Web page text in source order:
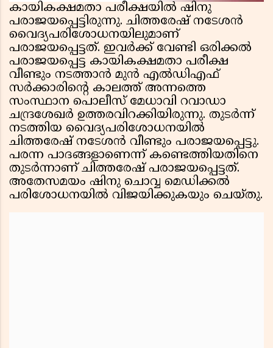
കായികക്ഷമതാ പരീക്ഷയിൽ ഷിനു
പരാജയപ്പെട്ടിരുന്നു. ചിത്തരേഷ് നടേശൻ
വൈദ്യപരിശോധനയിലുമാണ്
പരാജയപ്പെട്ടത്. ഇവർക്ക് വേണ്ടി ഒരിക്കൽ
പരാജയപ്പെട്ട കായികക്ഷമതാ പരീക്ഷ
വീണ്ടും നടത്താൻ മുൻ എൽഡിഎഫ്
സർക്കാരിന്റെ കാലത്ത് അന്നത്തെ
സംസ്ഥാന പൊലീസ് മേധാവി റവാഡാ
ചന്ദ്രശേഖർ ഉത്തരവിറക്കിയിരുന്നു. തുടർന്ന്
നടത്തിയ വൈദ്യപരിശോധനയിൽ
ചിത്തരേഷ് നടേശൻ വീണ്ടും പരാജയപ്പെട്ടു.
പരന്ന പാദങ്ങളാണെന്ന് കണ്ടെത്തിയതിനെ
തുടർന്നാണ് ചിത്തരേഷ് പരാജയപ്പെട്ടത്.
അതേസമയം ഷിനു ചൊവ്വ മെഡിക്കൽ
പരിശോധനയിൽ വിജയിക്കുകയും ചെയ്തു.